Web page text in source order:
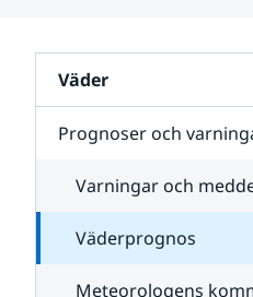
Väder
Prognoser och
Varningar och
Väderprognos
Meteorologens